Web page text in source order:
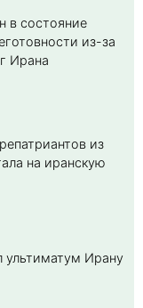
в состояние
из-за
Ирана
из
на иранскую
ультиматум Ирану